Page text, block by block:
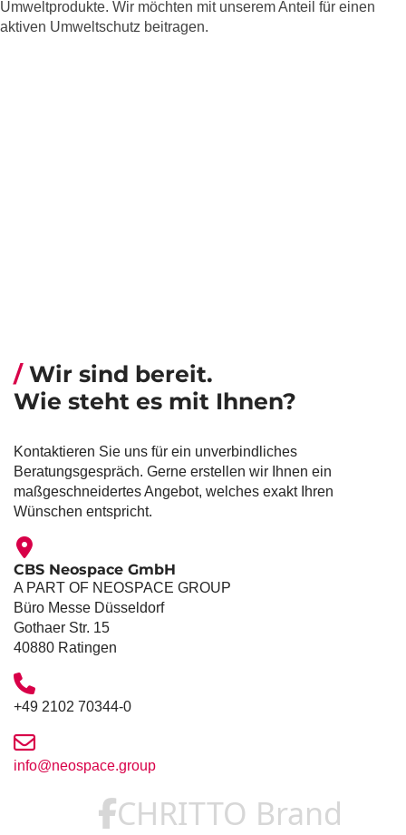
Umweltprodukte. Wir möchten mit unserem Anteil für einen
aktiven Umweltschutz beitragen.
Wir sind bereit.
Wie steht es mit Ihnen?
Kontaktieren Sie uns für ein unverbindliches
Beratungsgespräch. Gerne erstellen wir Ihnen ein
maßgeschneidertes Angebot, welches exakt Ihren
Wünschen entspricht.
CBS Neospace GmbH
A PART OF NEOSPACE GROUP
Büro Messe Düsseldorf
Gothaer Str. 15
40880 Ratingen
+49 2102 70344-0
info@neospace.group
CHRITTO Brand